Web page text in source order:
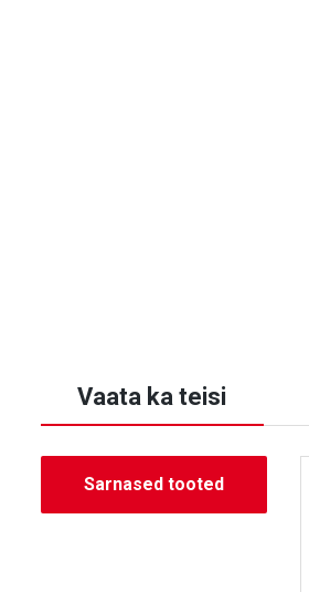
Vaata ka teisi
Sarnased tooted
Tarne 1-5 päeva